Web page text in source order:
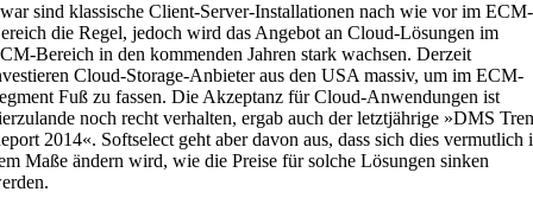
sind klassische Client-Server-Installationen nach wie vor im ECM-
die Regel, jedoch wird das Angebot an Cloud-Lösungen im
Bereich in den kommenden Jahren stark wachsen. Derzeit
Cloud-Storage-Anbieter aus den USA massiv, um im ECM-
Fuß zu fassen. Die Akzeptanz für Cloud-Anwendungen ist
noch recht verhalten, ergab auch der letztjährige »DMS
2014«. Softselect geht aber davon aus, dass sich dies vermutlich
Maße ändern wird, wie die Preise für solche Lösungen sinken